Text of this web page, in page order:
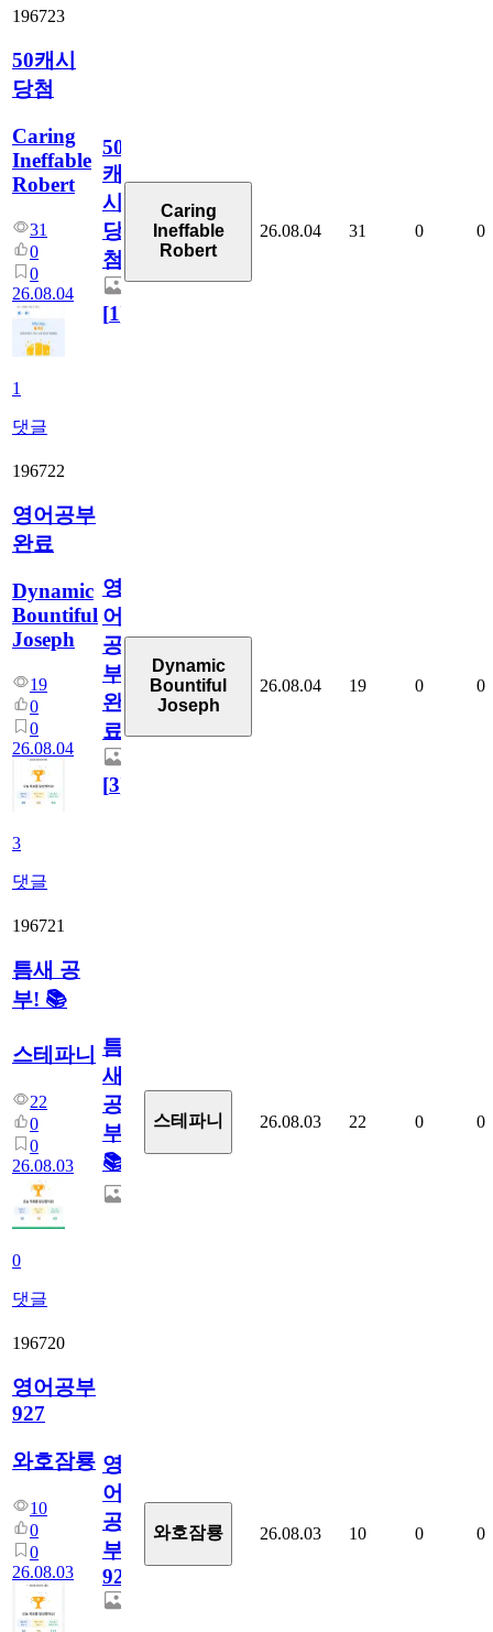
196723
50캐시
당첨
Caring
Ineffable
Robert
31
0
0
26.08.04
1
댓글
50
캐
시
당
첨
[1]
Caring
Ineffable
Robert
26.08.04 31 0 0
196722
영어공부
완료
Dynamic
Bountiful
Joseph
19
0
0
26.08.04
3
댓글
영
어
공
부
완
료
[3]
Dynamic
Bountiful
Joseph
26.08.04 19 0 0
196721
틈새 공
부! 📚
스테파니
22
0
0
26.08.03
0
댓글
틈
새
공
부!
📚
스테파니 26.08.03 22 0 0
196720
영어공부
927
와호잠룡
10
0
0
26.08.03
영
어
공
부
927
와호잠룡 26.08.03 10 0 0